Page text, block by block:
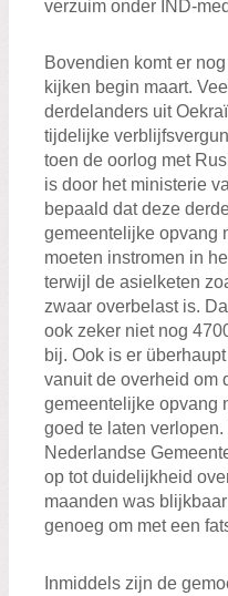
verzuim onder IND-
Bovendien komt er
kijken begin maart.
derdelanders uit
tijdelijke
toen de oorlog met
is door het ministerie
bepaald dat deze
gemeentelijke opvang
moeten instromen in
terwijl de asielketen
zwaar overbelast is.
ook zeker niet nog
bij. Ook is er
vanuit de overheid om
gemeentelijke opvang
goed te laten
Nederlandse
op tot duidelijkheid
maanden was
genoeg om met een
Inmiddels zijn de